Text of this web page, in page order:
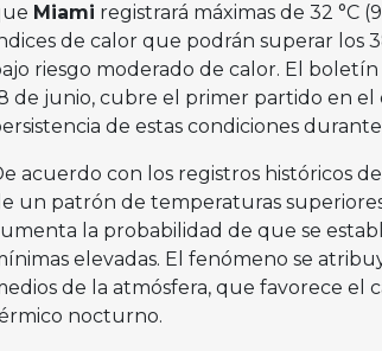
Miami registrará máximas de 32 °C
de calor que podrán superar los
riesgo moderado de calor. El
de junio, cubre el primer partido en el
de estas condiciones
acuerdo con los registros históricos
un patrón de temperaturas
la probabilidad de que se
elevadas. El fenómeno se
de la atmósfera, que favorece el
nocturno.